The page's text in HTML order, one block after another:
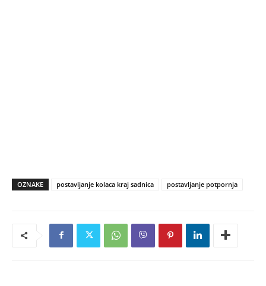
OZNAKE postavljanje kolaca kraj sadnica postavljanje potpornja